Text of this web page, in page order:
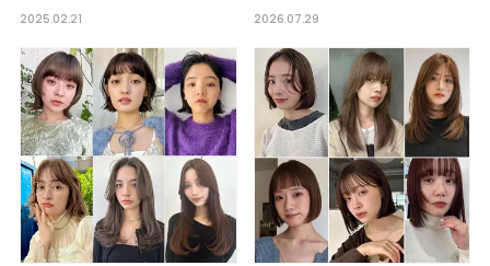
2025.02.21
2026.07.29